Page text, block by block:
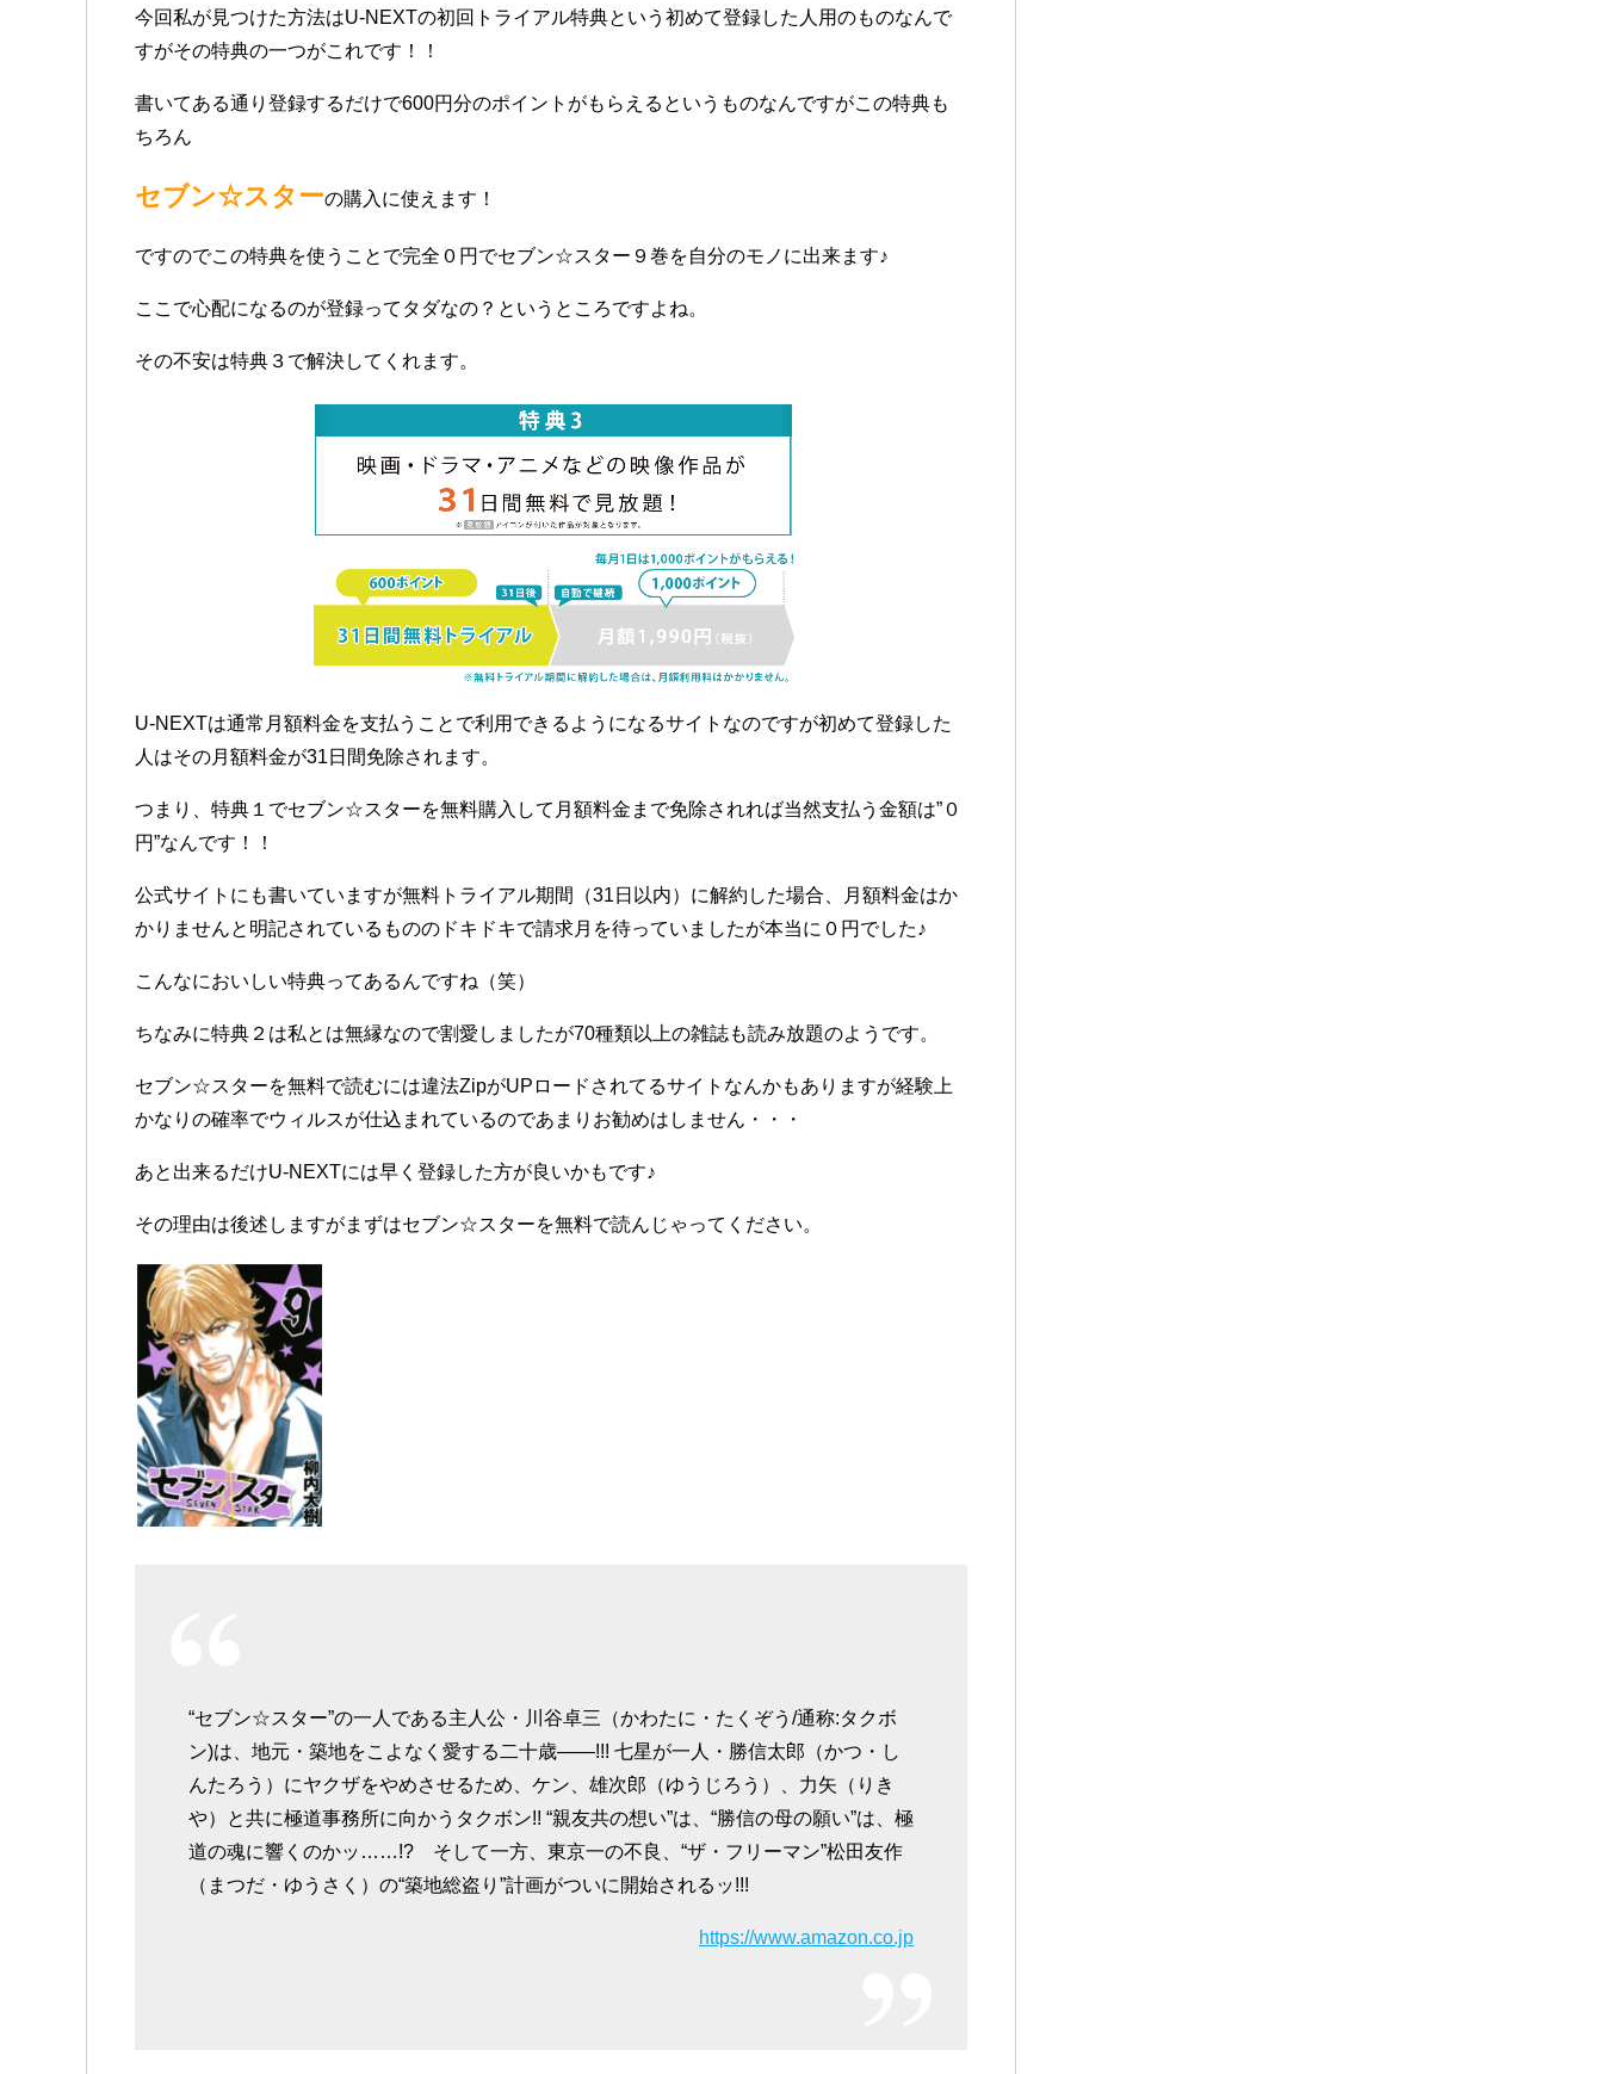
今回私が見つけた方法はU-NEXTの初回トライアル特典という初めて登録した人用のものなんで
すがその特典の一つがこれです！！
書いてある通り登録するだけで600円分のポイントがもらえるというものなんですがこの特典も
ちろん
セブン☆スターの購入に使えます！
ですのでこの特典を使うことで完全０円でセブン☆スター９巻を自分のモノに出来ます♪
ここで心配になるのが登録ってタダなの？というところですよね。
その不安は特典３で解決してくれます。
U-NEXTは通常月額料金を支払うことで利用できるようになるサイトなのですが初めて登録した
人はその月額料金が31日間免除されます。
つまり、特典１でセブン☆スターを無料購入して月額料金まで免除されれば当然支払う金額は”０
円”なんです！！
公式サイトにも書いていますが無料トライアル期間（31日以内）に解約した場合、月額料金はか
かりませんと明記されているもののドキドキで請求月を待っていましたが本当に０円でした♪
こんなにおいしい特典ってあるんですね（笑）
ちなみに特典２は私とは無縁なので割愛しましたが70種類以上の雑誌も読み放題のようです。
セブン☆スターを無料で読むには違法ZipがUPロードされてるサイトなんかもありますが経験上
かなりの確率でウィルスが仕込まれているのであまりお勧めはしません・・・
あと出来るだけU-NEXTには早く登録した方が良いかもです♪
その理由は後述しますがまずはセブン☆スターを無料で読んじゃってください。
“セブン☆スター”の一人である主人公・川谷卓三（かわたに・たくぞう/通称:タクボ
ン)は、地元・築地をこよなく愛する二十歳――!!! 七星が一人・勝信太郎（かつ・し
んたろう）にヤクザをやめさせるため、ケン、雄次郎（ゆうじろう）、力矢（りき
や）と共に極道事務所に向かうタクボン!! “親友共の想い”は、“勝信の母の願い”は、極
道の魂に響くのかッ……!? そして一方、東京一の不良、“ザ・フリーマン”松田友作
（まつだ・ゆうさく）の“築地総盗り”計画がついに開始されるッ!!!
https://www.amazon.co.jp